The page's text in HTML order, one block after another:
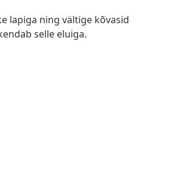
lapiga ning vältige kõvasid
selle eluiga.